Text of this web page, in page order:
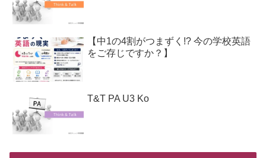
【中1の4割がつまずく!? 今の学校英語
をご存じですか？】
T&T PA U3 Ko